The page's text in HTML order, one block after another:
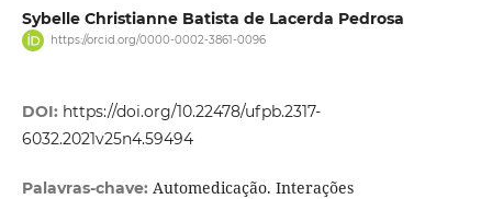
Sybelle Christianne Batista de Lacerda Pedrosa
https://orcid.org/0000-0002-3861-0096
DOI: https://doi.org/10.22478/ufpb.2317-
6032.2021v25n4.59494
Palavras-chave: Automedicação. Interações